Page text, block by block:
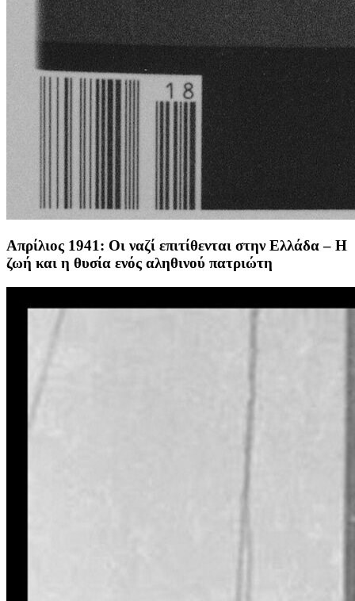
Απρίλιος 1941: Οι ναζί επιτίθενται στην Ελλάδα – Η
ζωή και η θυσία ενός αληθινού πατριώτη